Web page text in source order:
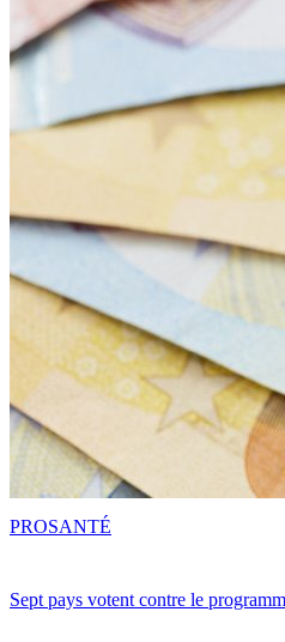
Sept pays votent contre le
PROSANTÉ